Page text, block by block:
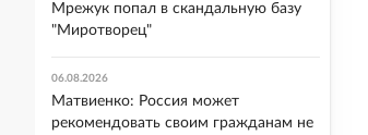
Мрежук попал в скандальную базу
"Миротворец"
06.08.2026
Матвиенко: Россия может
рекомендовать своим гражданам не